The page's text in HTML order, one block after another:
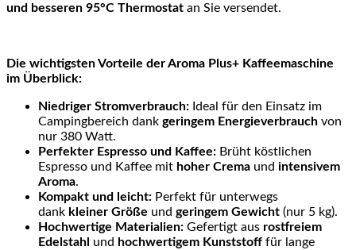
und besseren 95°C Thermostat an Sie versendet.
Die wichtigsten Vorteile der Aroma Plus+ Kaffeemaschine
im Überblick:
Niedriger Stromverbrauch: Ideal für den Einsatz im
Campingbereich dank geringem Energieverbrauch von
nur 380 Watt.
Perfekter Espresso und Kaffee: Brüht köstlichen
Espresso und Kaffee mit hoher Crema und intensivem
Aroma.
Kompakt und leicht: Perfekt für unterwegs
dank kleiner Größe und geringem Gewicht (nur 5 kg).
Hochwertige Materialien: Gefertigt aus rostfreiem
Edelstahl und hochwertigem Kunststoff für lange